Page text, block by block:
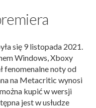
się 9 listopada 2021.
Windows, Xboxy
fenomenalne noty od
na Metacritic wynosi
kupić w wersji
jest w usłudze